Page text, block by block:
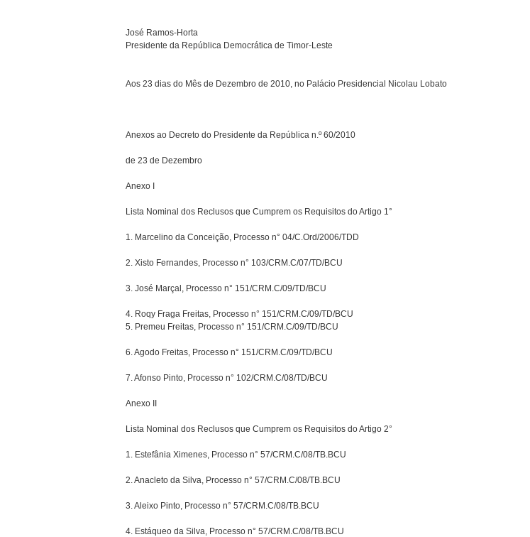
José Ramos-Horta
Presidente da República Democrática de Timor-Leste
Aos 23 dias do Mês de Dezembro de 2010, no Palácio Presidencial Nicolau Lobato
Anexos ao Decreto do Presidente da República n.º 60/2010
de 23 de Dezembro
Anexo I
Lista Nominal dos Reclusos que Cumprem os Requisitos do Artigo 1°
1. Marcelino da Conceição, Processo n° 04/C.Ord/2006/TDD
2. Xisto Fernandes, Processo n° 103/CRM.C/07/TD/BCU
3. José Marçal, Processo n° 151/CRM.C/09/TD/BCU
4. Roqy Fraga Freitas, Processo n° 151/CRM.C/09/TD/BCU
5. Premeu Freitas, Processo n° 151/CRM.C/09/TD/BCU
6. Agodo Freitas, Processo n° 151/CRM.C/09/TD/BCU
7. Afonso Pinto, Processo n° 102/CRM.C/08/TD/BCU
Anexo II
Lista Nominal dos Reclusos que Cumprem os Requisitos do Artigo 2°
1. Estefânia Ximenes, Processo n° 57/CRM.C/08/TB.BCU
2. Anacleto da Silva, Processo n° 57/CRM.C/08/TB.BCU
3. Aleixo Pinto, Processo n° 57/CRM.C/08/TB.BCU
4. Estáqueo da Silva, Processo n° 57/CRM.C/08/TB.BCU